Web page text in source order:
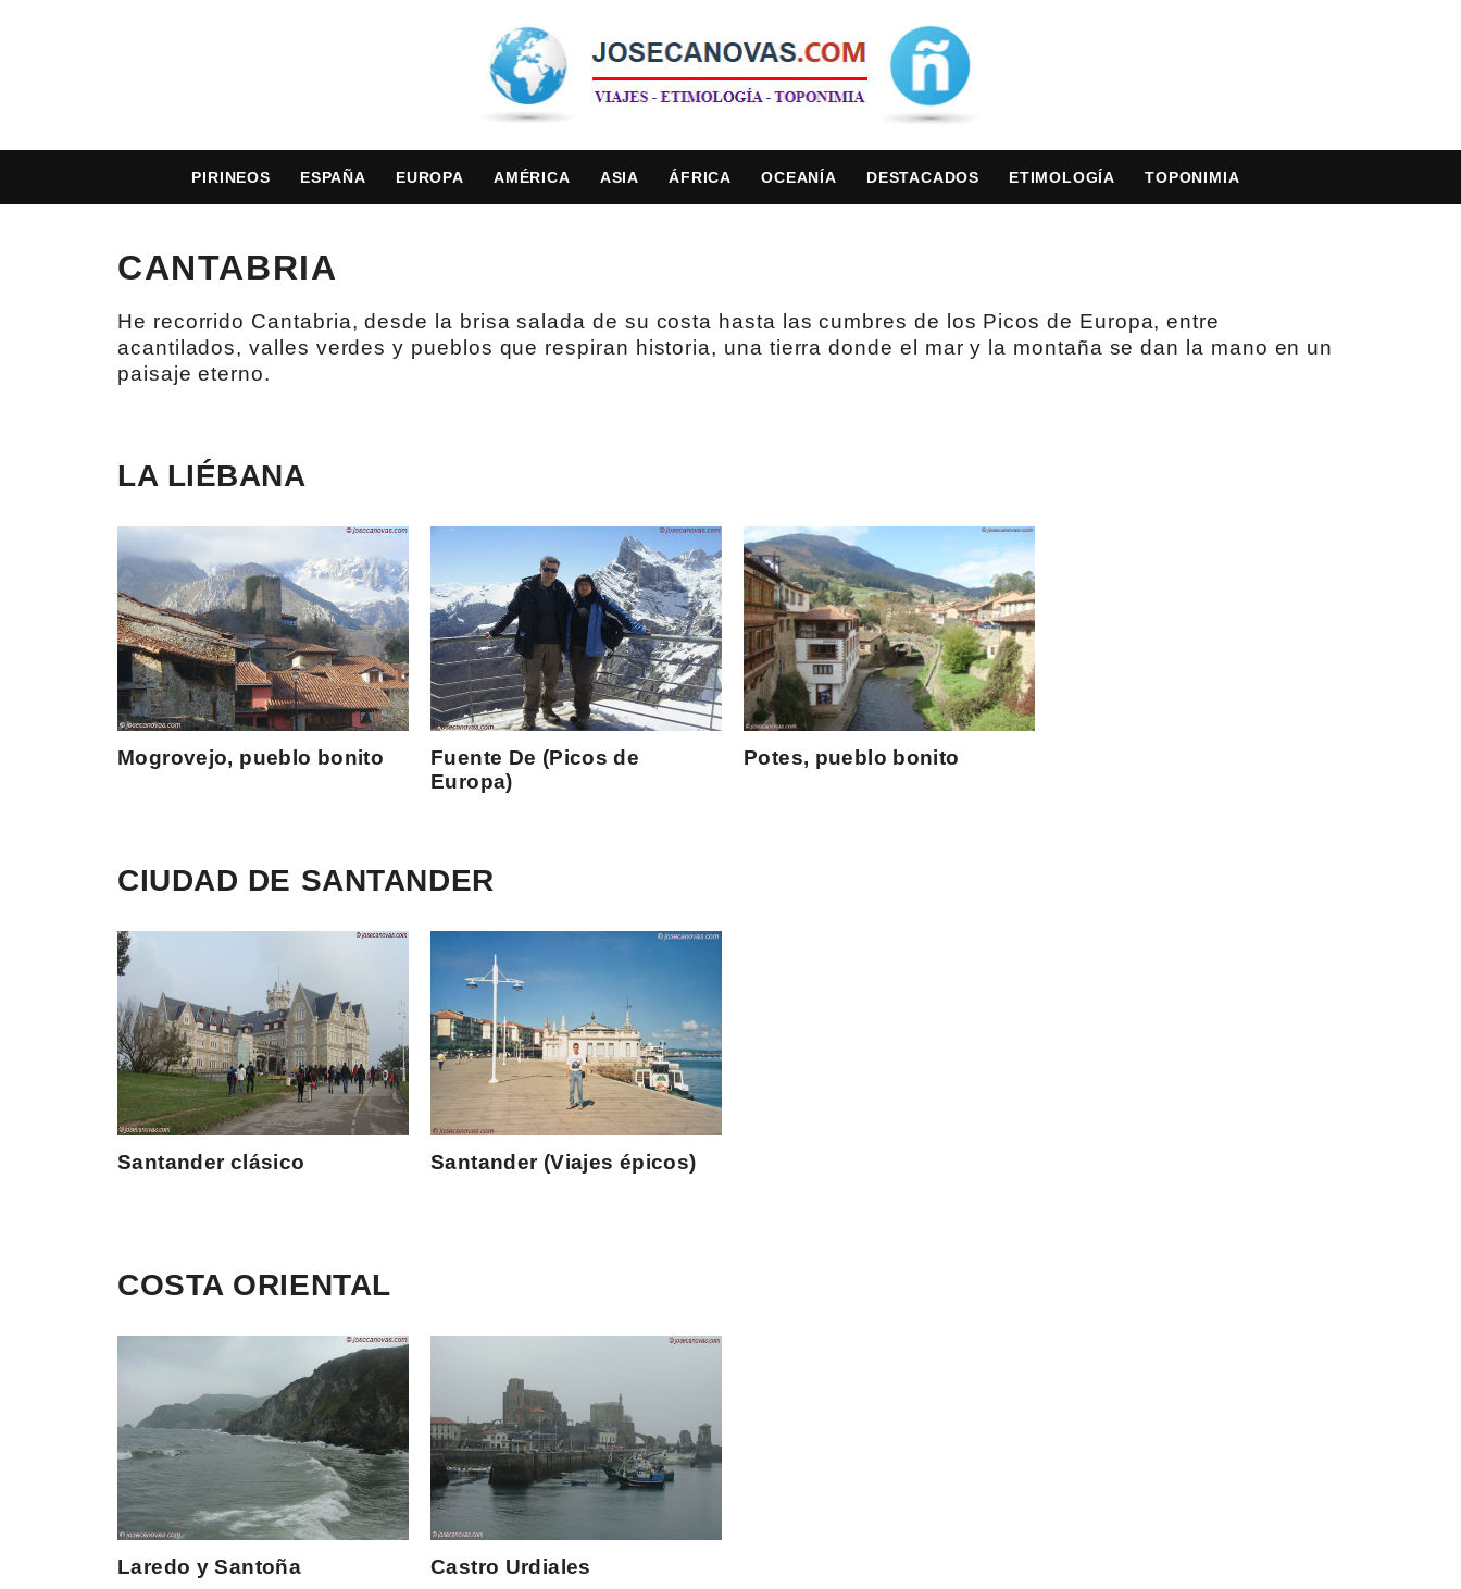
PIRINEOS ESPAÑA EUROPA AMÉRICA ASIA ÁFRICA OCEANÍA DESTACADOS ETIMOLOGÍA TOPONIMIA
CANTABRIA
He recorrido Cantabria, desde la brisa salada de su costa hasta las cumbres de los Picos de Europa, entre
acantilados, valles verdes y pueblos que respiran historia, una tierra donde el mar y la montaña se dan la mano en un
paisaje eterno.
LA LIÉBANA
Mogrovejo, pueblo bonito
Fuente De (Picos de
Europa)
Potes, pueblo bonito
CIUDAD DE SANTANDER
Santander clásico Santander (Viajes épicos)
COSTA ORIENTAL
Laredo y Santoña Castro Urdiales